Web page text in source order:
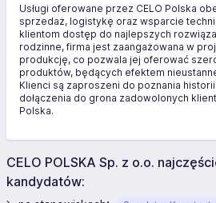
Usługi oferowane przez CELO Polska
sprzedaż, logistykę oraz wsparcie
klientom dostęp do najlepszych
rodzinne, firma jest zaangażowana w
produkcję, co pozwala jej oferować
produktów, będących efektem
Klienci są zaproszeni do poznania
dołączenia do grona zadowolonych
Polska.
CELO POLSKA Sp. z o.o.
kandydatów: